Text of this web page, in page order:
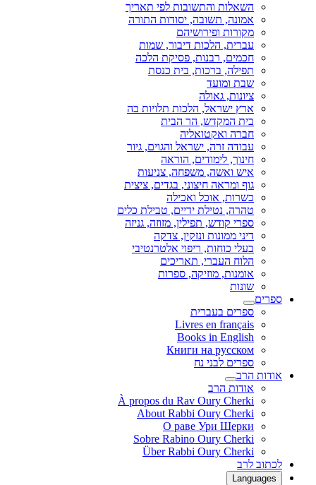
השאלות והתשובות לפי תאריך
אמונה, תשובה, יסודות התורה
מקורות ופירושיהם
עברית, הלכות דיבור, שמות
חכמים, רבנות, פסיקת הלכה
תפילה, ברכות, בית כנסת
שבת ומועד
ציונות, גאולה
ארץ ישראל, הלכות תלויות בה
בית המקדש, הר הבית
חברה ואקטואליה
עבודה זרה, ישראל והגוים, גיור
חינוך, לימודים, הוראה
איש ואשה, משפחה, צניעות
גוף ומראה חיצוני, בגדים, ציצית
כשרות, אוכל ואכילה
טהרה, נטילת ידיים, טבילת כלים
ספרי קודש, תפילין, מזוזה, גניזה
דיני ממונות ונזקין, צדקה
בעלי כוחות, ריפוי אלטרנטיבי
הלוח העברי, תאריכים
אומנות, מוזיקה, ספרות
שונות
ספרים
ספרים בעברית
Livres en français
Books in English
Книги на русском
ספרים לבני נח
אודות הרב
אודות הרב
À propos du Rav Oury Cherki
About Rabbi Oury Cherki
О раве Ури Шерки
Sobre Rabino Oury Cherki
Über Rabbi Oury Cherki
לכתוב לרב
Languages